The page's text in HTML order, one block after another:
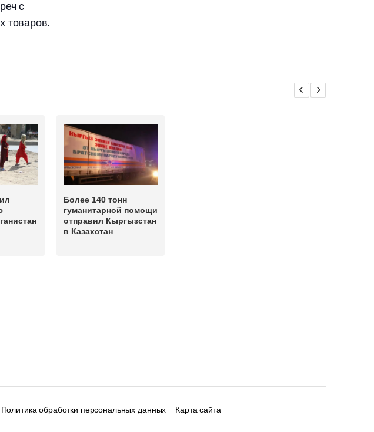
с
товаров.
Более 140 тонн
гуманитарной помощи
отправил Кыргызстан
в Казахстан
Политика обработки персональных данных Карта сайта